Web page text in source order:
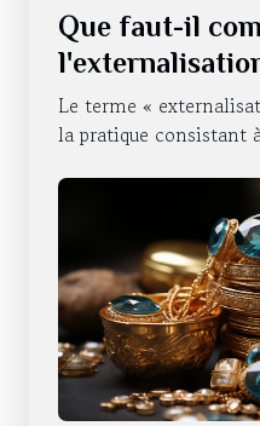
Que faut-il
d'une
Le terme «
la pratique consistant